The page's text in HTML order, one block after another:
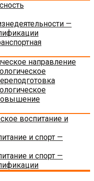
—
направление
воспитание и
и спорт —
и спорт —